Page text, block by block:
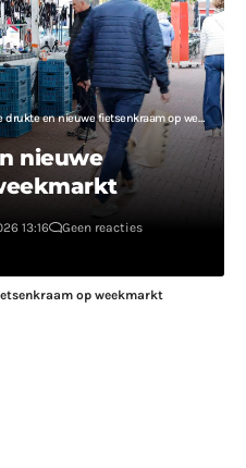
en nieuwe fietsenkraam op weekmarkt
nieuwe
13:16
Geen reacties
op weekmarkt